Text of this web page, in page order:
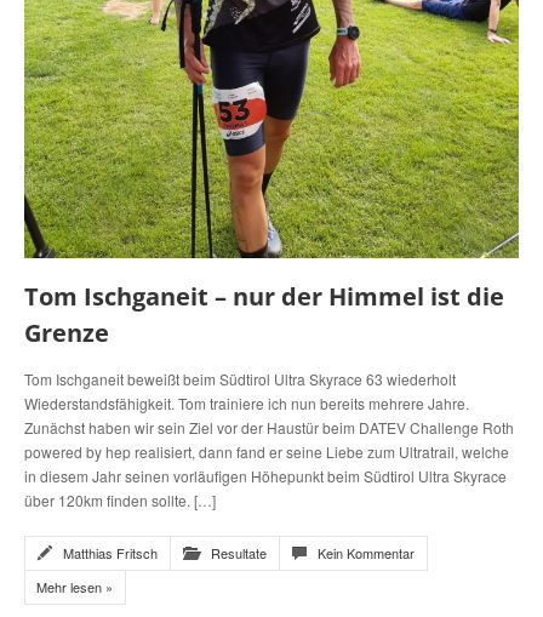
Tom Ischganeit – nur der Himmel ist die
Grenze
Tom Ischganeit beweißt beim Südtirol Ultra Skyrace 63 wiederholt
Wiederstandsfähigkeit. Tom trainiere ich nun bereits mehrere Jahre.
Zunächst haben wir sein Ziel vor der Haustür beim DATEV Challenge Roth
powered by hep realisiert, dann fand er seine Liebe zum Ultratrail, welche
in diesem Jahr seinen vorläufigen Höhepunkt beim Südtirol Ultra Skyrace
über 120km finden sollte. […]
Matthias Fritsch Resultate
Kein Kommentar
Mehr lesen »